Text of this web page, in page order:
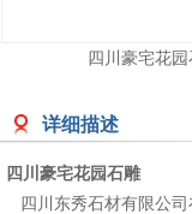
四川豪宅花
详细描述
四川豪宅花园石雕
四川东秀石材有限公司